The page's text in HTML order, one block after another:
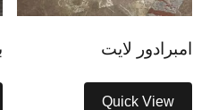
امبرادور لايت
Quick View